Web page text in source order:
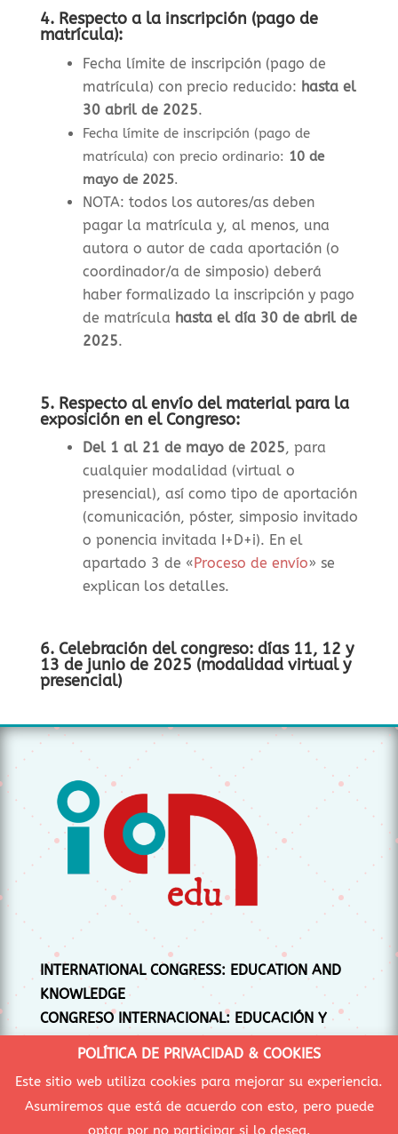
4. Respecto a la inscripción (pago de
matrícula):
Fecha límite de inscripción (pago de
matrícula) con precio reducido: hasta el
30 abril de 2025.
Fecha límite de inscripción (pago de
matrícula) con precio ordinario: 10 de
mayo de 2025.
NOTA: todos los autores/as deben
pagar la matrícula y, al menos, una
autora o autor de cada aportación (o
coordinador/a de simposio) deberá
haber formalizado la inscripción y pago
de matrícula hasta el día 30 de abril de
2025.
5. Respecto al envío del material para la
exposición en el Congreso:
Del 1 al 21 de mayo de 2025, para
cualquier modalidad (virtual o
presencial), así como tipo de aportación
(comunicación, póster, simposio invitado
o ponencia invitada I+D+i). En el
apartado 3 de «Proceso de envío» se
explican los detalles.
6. Celebración del congreso: días 11, 12 y
13 de junio de 2025 (modalidad virtual y
presencial)
INTERNATIONAL CONGRESS: EDUCATION AND
KNOWLEDGE
CONGRESO INTERNACIONAL: EDUCACIÓN Y
CONOCIMIENTO
CONEIXEMENT
POLÍTICA DE PRIVACIDAD & COOKIES
Este sitio web utiliza cookies para mejorar su experiencia.
Asumiremos que está de acuerdo con esto, pero puede